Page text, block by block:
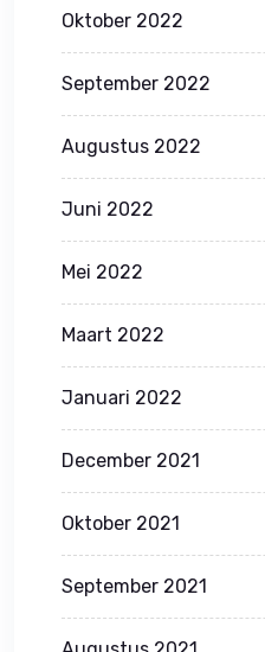
Oktober 2022
September 2022
Augustus 2022
Juni 2022
Mei 2022
Maart 2022
Januari 2022
December 2021
Oktober 2021
September 2021